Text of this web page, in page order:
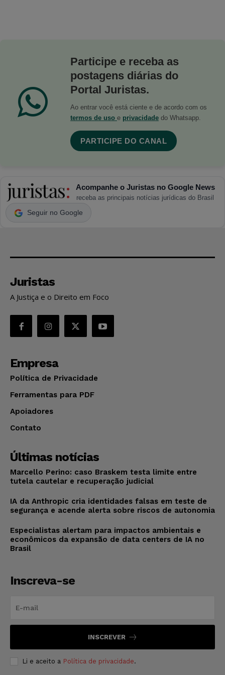
Participe e receba as
postagens diárias do
Portal Juristas.
Ao entrar você está ciente e de acordo com os
termos de uso e privacidade do Whatsapp.
PARTICIPE DO CANAL
Acompanhe o Juristas no Google News
receba as principais notícias jurídicas do Brasil
Seguir no Google
Juristas
A Justiça e o Direito em Foco
Empresa
Política de Privacidade
Ferramentas para PDF
Apoiadores
Contato
Últimas notícias
Marcello Perino: caso Braskem testa limite entre
tutela cautelar e recuperação judicial
IA da Anthropic cria identidades falsas em teste de
segurança e acende alerta sobre riscos de autonomia
Especialistas alertam para impactos ambientais e
econômicos da expansão de data centers de IA no
Brasil
Inscreva-se
INSCREVER
Li e aceito a Política de privacidade.